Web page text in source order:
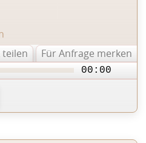
teilen
Für Anfrage merken
00:00